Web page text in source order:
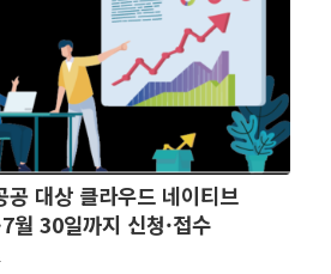
대상 클라우드 네이티브
30일까지 신청·접수